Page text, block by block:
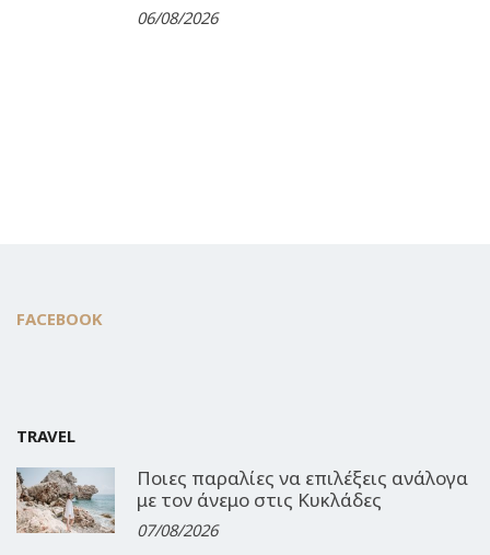
06/08/2026
FACEBOOK
TRAVEL
Ποιες παραλίες να επιλέξεις ανάλογα
με τον άνεμο στις Κυκλάδες
07/08/2026